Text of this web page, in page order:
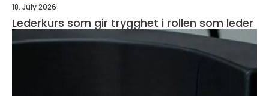
18. July 2026
Lederkurs som gir trygghet i rollen som leder